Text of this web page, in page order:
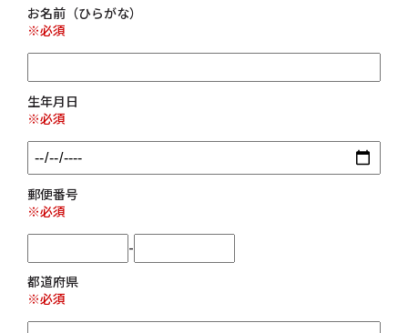
お名前（ひらがな）
※必須
生年月日
※必須
郵便番号
※必須
-
都道府県
※必須